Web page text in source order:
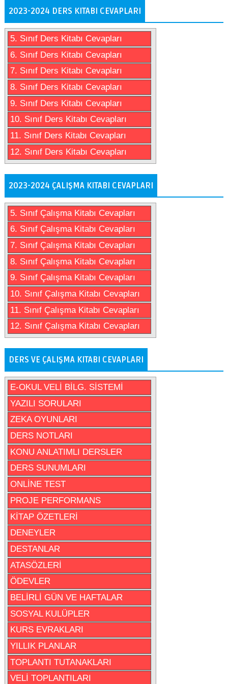
2023-2024 DERS KITABI CEVAPLARI
5. Sınıf Ders Kitabı Cevapları
6. Sınıf Ders Kitabı Cevapları
7. Sınıf Ders Kitabı Cevapları
8. Sınıf Ders Kitabı Cevapları
9. Sınıf Ders Kitabı Cevapları
10. Sınıf Ders Kitabı Cevapları
11. Sınıf Ders Kitabı Cevapları
12. Sınıf Ders Kitabı Cevapları
2023-2024 ÇALIŞMA KITABI CEVAPLARI
5. Sınıf Çalışma Kitabı Cevapları
6. Sınıf Çalışma Kitabı Cevapları
7. Sınıf Çalışma Kitabı Cevapları
8. Sınıf Çalışma Kitabı Cevapları
9. Sınıf Çalışma Kitabı Cevapları
10. Sınıf Çalışma Kitabı Cevapları
11. Sınıf Çalışma Kitabı Cevapları
12. Sınıf Çalışma Kitabı Cevapları
DERS VE ÇALIŞMA KITABI CEVAPLARI
E-OKUL VELİ BİLG. SİSTEMİ
YAZILI SORULARI
ZEKA OYUNLARI
DERS NOTLARI
KONU ANLATIMLI DERSLER
DERS SUNUMLARI
ONLİNE TEST
PROJE PERFORMANS
KİTAP ÖZETLERİ
DENEYLER
DESTANLAR
ATASÖZLERİ
ÖDEVLER
BELİRLİ GÜN VE HAFTALAR
SOSYAL KULÜPLER
KURS EVRAKLARI
YILLIK PLANLAR
TOPLANTI TUTANAKLARI
VELİ TOPLANTILARI